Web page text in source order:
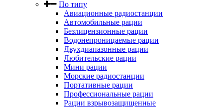
По типу
Авиационные радиостанции
Автомобильные рации
Безлицензионные рации
Водонепроницаемые рации
Двухдиапазонные рации
Любительские рации
Мини рации
Морские радиостанции
Портативные рации
Профессиональные рации
Рации взрывозащищенные